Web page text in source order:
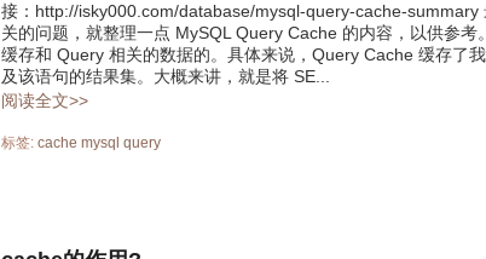
接：http://isky000.com/database/mysql-query-cache-summary
关的问题，就整理一点 MySQL Query Cache 的内容，以供参
缓存和 Query 相关的数据的。具体来说，Query Cache 缓存了
及该语句的结果集。大概来讲，就是将 SE...
阅读全文>>
标签: cache mysql query